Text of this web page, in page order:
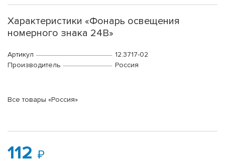
Характеристики «Фонарь освещения
номерного знака 24В»
Артикул
12.3717-02
Производитель
Россия
Все товары «Россия»
112